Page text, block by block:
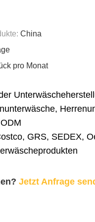
China
pro Monat
GRS, SEDEX,
Jetzt Anfrage